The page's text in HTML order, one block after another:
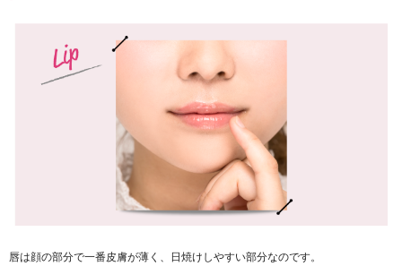
唇は顔の部分で一番皮膚が薄く、日焼けしやすい部分なのです。